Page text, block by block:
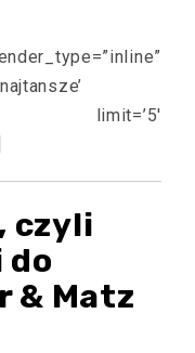
czyli
do
& Matz